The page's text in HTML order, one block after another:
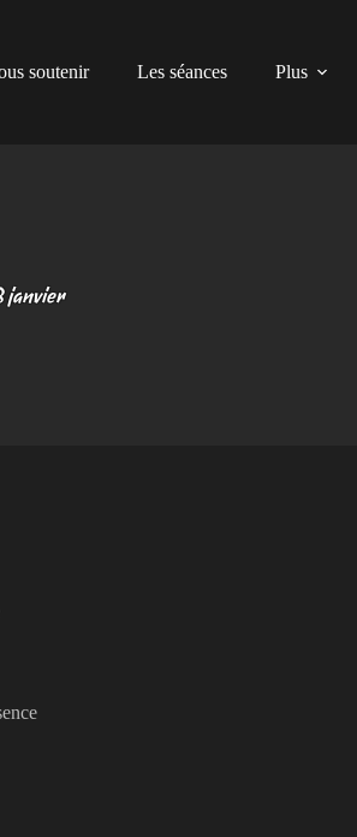
soutenir Les séances Plus
janvier